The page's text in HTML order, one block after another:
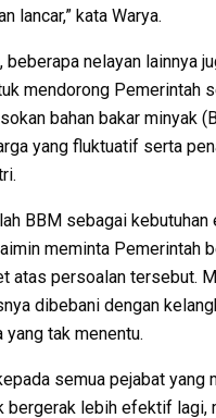
lancar,” kata Warya.
beberapa nelayan lainnya
mendorong Pemerintah
bahan bakar minyak
yang fluktuatif serta
BBM sebagai kebutuhan
meminta Pemerintah
atas persoalan tersebut.
dibebani dengan
yang tak menentu.
semua pejabat yang
bergerak lebih efektif lagi,